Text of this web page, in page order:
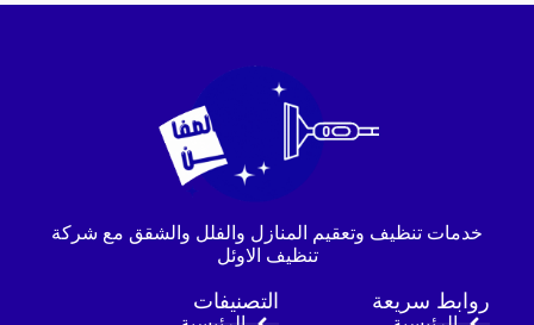
خدمات تنظيف وتعقيم المنازل والفلل والشقق مع شركة
تنظيف الاوئل
روابط سريعة التصنيفات